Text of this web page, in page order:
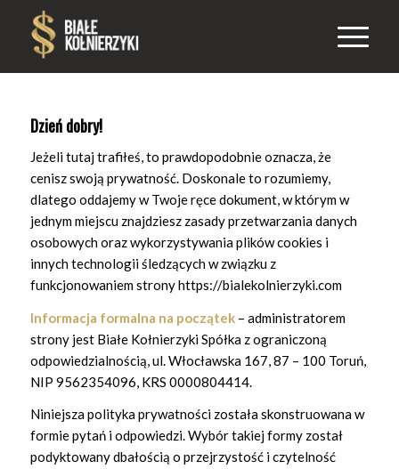
Dzień dobry!
Jeżeli tutaj trafiłeś, to prawdopodobnie oznacza, że
cenisz swoją prywatność. Doskonale to rozumiemy,
dlatego oddajemy w Twoje ręce dokument, w którym w
jednym miejscu znajdziesz zasady przetwarzania danych
osobowych oraz wykorzystywania plików cookies i
innych technologii śledzących w związku z
funkcjonowaniem strony https://bialekolnierzyki.com
Informacja formalna na początek – administratorem
strony jest Białe Kołnierzyki Spółka z ograniczoną
odpowiedzialnością, ul. Włocławska 167, 87 – 100 Toruń,
NIP 9562354096, KRS 0000804414.
Niniejsza polityka prywatności została skonstruowana w
formie pytań i odpowiedzi. Wybór takiej formy został
podyktowany dbałością o przejrzystość i czytelność